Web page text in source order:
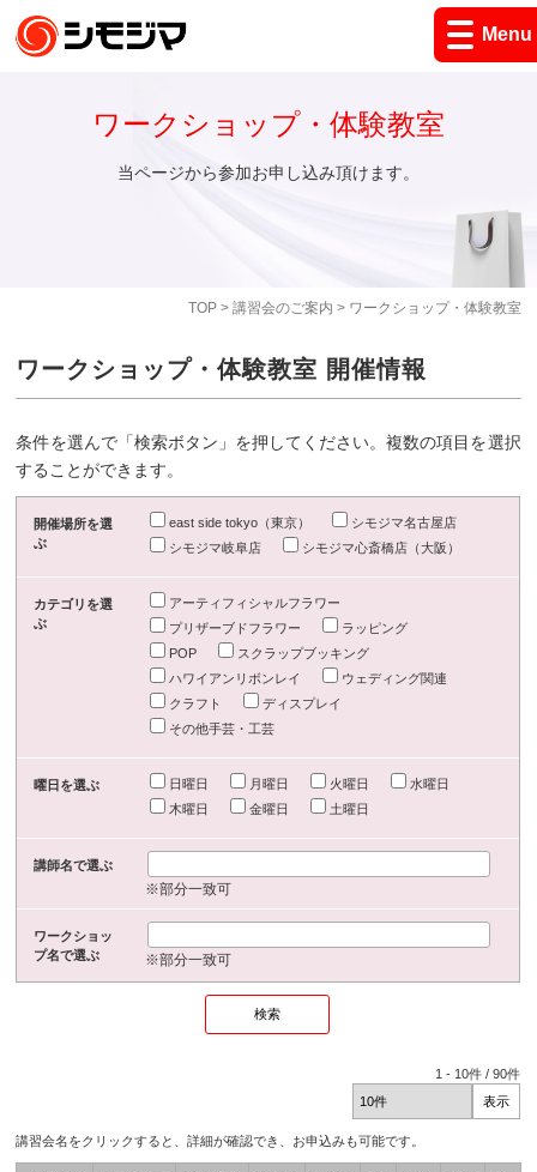
Menu
TOP> 講習会のご案内 > ワークショップ・体験教室
ワークショップ・体験教室
当ページから参加お申し込み頂けます。
ワークショップ・体験教室 開催情報
条件を選んで「検索ボタン」を押してください。複数の項目を選択
することができます。
開催場所を選
ぶ
east side tokyo（東京）
シモジマ名古屋店
シモジマ岐阜店
シモジマ心斎橋店（大阪）
カテゴリを選
ぶ
アーティフィシャルフラワー
プリザーブドフラワー
ラッピング
POP
スクラップブッキング
ハワイアンリボンレイ
ウェディング関連
クラフト
ディスプレイ
その他手芸・工芸
曜日を選ぶ 日曜日 月曜日 火曜日
水曜日
木曜日
金曜日 土曜日
講師名で選ぶ
※部分一致可
ワークショッ
プ名で選ぶ
※部分一致可
1 - 10件 /90件
講習会名をクリックすると、詳細が確認でき、お申込みも可能です。